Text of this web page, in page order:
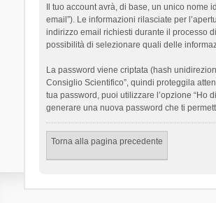
Il tuo account avrà, di base, un unico nome
email”). Le informazioni rilasciate per
indirizzo email richiesti durante il processo
possibilità di selezionare quali delle
La password viene criptata (hash
Consiglio Scientifico”, quindi proteggila
tua password, puoi utilizzare l’opzione “Ho
generare una nuova password che ti
Torna alla pagina precedente